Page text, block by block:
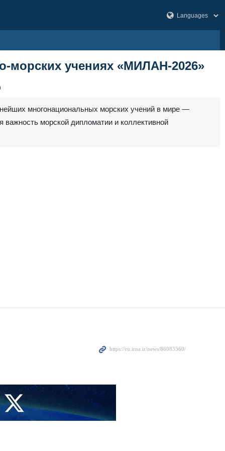
морских учениях «МИЛАН-2026»
многонациональных морских учений в мире —
морской дипломатии и коллективной